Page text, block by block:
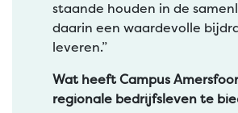
staande houden in de
daarin een waardevolle
leveren.”
Wat heeft Campus
regionale bedrijfsleven te